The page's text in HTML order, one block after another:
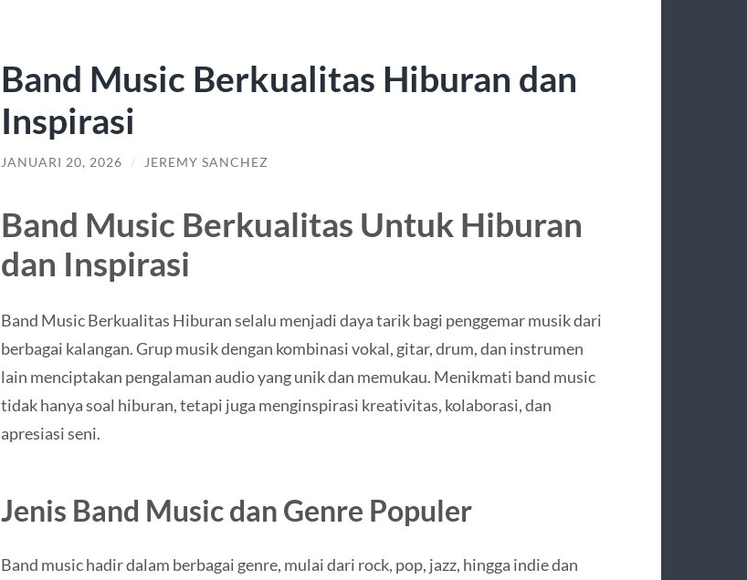
Band Music Berkualitas Hiburan dan
Inspirasi
JANUARI 20, 2026 / JEREMY SANCHEZ
Band Music Berkualitas Untuk Hiburan
dan Inspirasi
Band Music Berkualitas Hiburan selalu menjadi daya tarik bagi penggemar musik dari
berbagai kalangan. Grup musik dengan kombinasi vokal, gitar, drum, dan instrumen
lain menciptakan pengalaman audio yang unik dan memukau. Menikmati band music
tidak hanya soal hiburan, tetapi juga menginspirasi kreativitas, kolaborasi, dan
apresiasi seni.
Jenis Band Music dan Genre Populer
Band music hadir dalam berbagai genre, mulai dari rock, pop, jazz, hingga indie dan